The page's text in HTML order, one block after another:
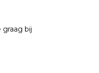
graag bij